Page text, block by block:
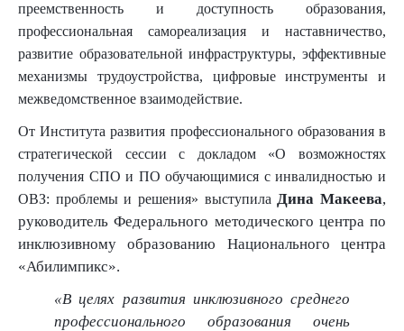
преемственность и доступность образования,
профессиональная самореализация и наставничество,
развитие образовательной инфраструктуры, эффективные
механизмы трудоустройства, цифровые инструменты и
межведомственное взаимодействие.
От Института развития профессионального образования в
стратегической сессии с докладом «О возможностях
получения СПО и ПО обучающимися с инвалидностью и
ОВЗ: проблемы и решения» выступила Дина Макеева,
руководитель Федерального методического центра по
инклюзивному образованию Национального центра
«Абилимпикс».
«В целях развития инклюзивного среднего
профессионального образования очень